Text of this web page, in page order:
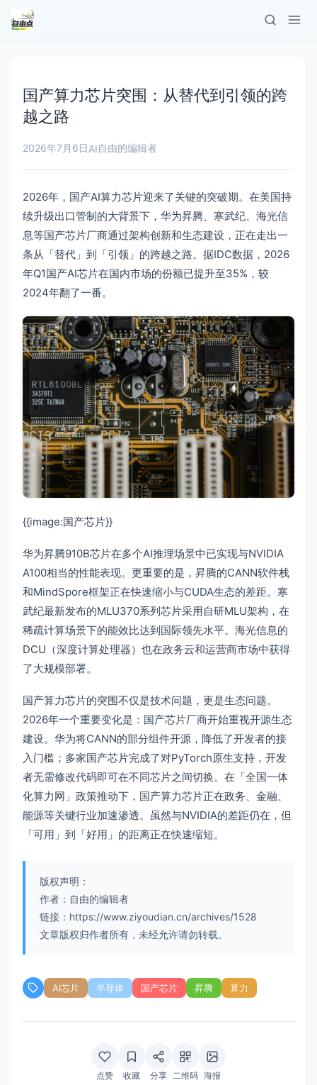
国产算力芯片突围：从替代到引领的跨
越之路
2026年7月6日AI自由的编辑者
2026年，国产AI算力芯片迎来了关键的突破期。在美国持
续升级出口管制的大背景下，华为昇腾、寒武纪、海光信
息等国产芯片厂商通过架构创新和生态建设，正在走出一
条从「替代」到「引领」的跨越之路。据IDC数据，2026
年Q1国产AI芯片在国内市场的份额已提升至35%，较
2024年翻了一番。
{{image:国产芯片}}
华为昇腾910B芯片在多个AI推理场景中已实现与NVIDIA
A100相当的性能表现。更重要的是，昇腾的CANN软件栈
和MindSpore框架正在快速缩小与CUDA生态的差距。寒
武纪最新发布的MLU370系列芯片采用自研MLU架构，在
稀疏计算场景下的能效比达到国际领先水平。海光信息的
DCU（深度计算处理器）也在政务云和运营商市场中获得
了大规模部署。
国产算力芯片的突围不仅是技术问题，更是生态问题。
2026年一个重要变化是：国产芯片厂商开始重视开源生态
建设。华为将CANN的部分组件开源，降低了开发者的接
入门槛；多家国产芯片完成了对PyTorch原生支持，开发
者无需修改代码即可在不同芯片之间切换。在「全国一体
化算力网」政策推动下，国产算力芯片正在政务、金融、
能源等关键行业加速渗透。虽然与NVIDIA的差距仍在，但
「可用」到「好用」的距离正在快速缩短。
版权声明：
作者：自由的编辑者
链接：https://www.ziyoudian.cn/archives/1528
文章版权归作者所有，未经允许请勿转载。
AI芯片 半导体 国产芯片 昇腾 算力
点赞 收藏 分享 二维码 海报